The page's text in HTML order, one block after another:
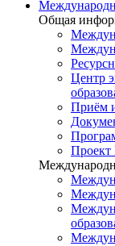
Общая
Центр
Приём
Проект